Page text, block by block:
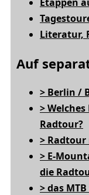
Literatur,
Auf
> Berlin /
>
Radtour?
> Radtour
> E-
die
> das